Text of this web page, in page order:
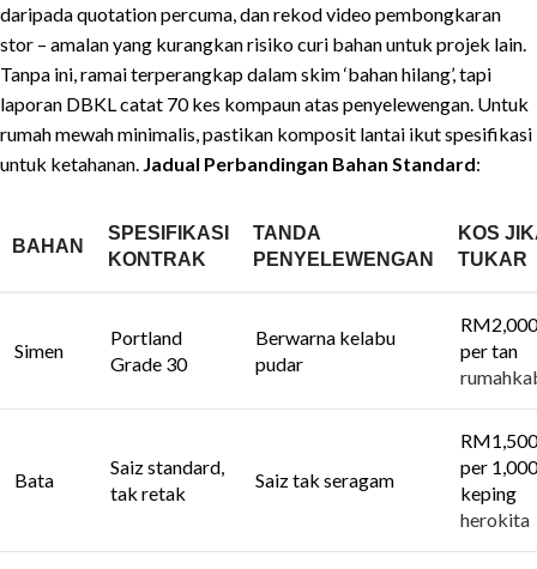
daripada quotation percuma, dan rekod video pembongkaran
stor – amalan yang kurangkan risiko curi bahan untuk projek lain.
Tanpa ini, ramai terperangkap dalam skim ‘bahan hilang’, tapi
laporan DBKL catat 70 kes kompaun atas penyelewengan. Untuk
rumah mewah minimalis, pastikan komposit lantai ikut spesifikasi
untuk ketahanan. Jadual Perbandingan Bahan Standard:
BAHAN
SPESIFIKASI
KONTRAK
TANDA
PENYELEWENGAN
KOS
TUKAR
Simen
Portland
Grade 30
Berwarna kelabu
pudar
RM2,000
per tan
Bata
Saiz standard,
tak retak
Saiz tak seragam
RM1,500
per 1,000
keping
herokita